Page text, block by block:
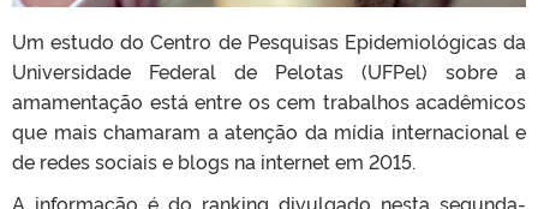
Um estudo do Centro de Pesquisas Epidemiológicas da
Universidade Federal de Pelotas (UFPel) sobre a
amamentação está entre os cem trabalhos acadêmicos
que mais chamaram a atenção da mídia internacional e
de redes sociais e blogs na internet em 2015.
A informação é do ranking divulgado nesta segunda-